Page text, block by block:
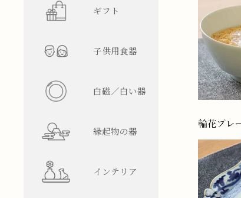
ギフト
子供用食器
白磁／白い器
縁起物の器
インテリア